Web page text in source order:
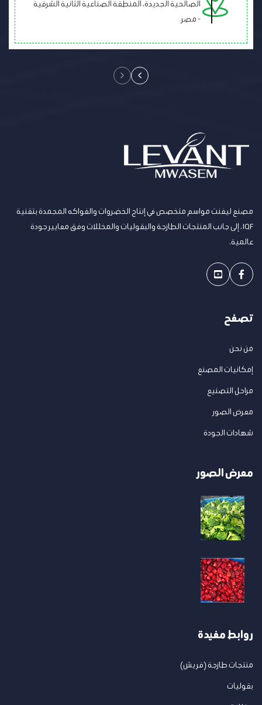
الصالحية الجديدة، المنطقة الصناعية الثانية الشرقية
- مصر
مصنع ليفنت مواسم متخصص في إنتاج الخضروات والفواكه المجمدة بتقنية
IQF، إلى جانب المنتجات الطازجة والبقوليات والمخللات وفق معايير جودة
عالمية.
تصفح
من نحن
إمكانيات المصنع
مراحل التصنيع
معرض الصور
شهادات الجودة
معرض الصور
روابط مفيدة
منتجات طازجة (فريش)
بقوليات